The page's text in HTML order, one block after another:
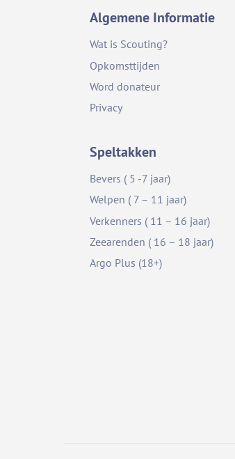
Algemene Informatie
Wat is Scouting?
Opkomsttijden
Word donateur
Privacy
Speltakken
Bevers ( 5 -7 jaar)
Welpen ( 7 – 11 jaar)
Verkenners ( 11 – 16 jaar)
Zeearenden ( 16 – 18 jaar)
Argo Plus (18+)